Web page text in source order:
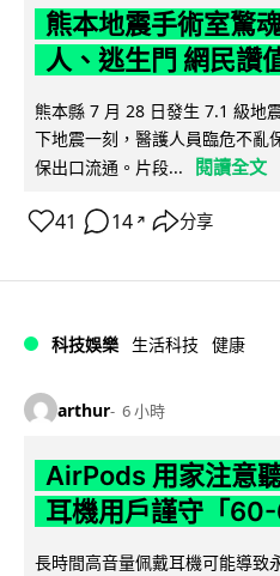
熊本地震手術室驚
人、逃生門 網民讚
熊本縣 7 月 28 日發生 7.1 級地
下地震一刻，醫護人員臨危不亂
保出口流通。片段...
閱讀全文
41 14 ↗ 分享
科技娛樂 生活科技 健康
arthur 6 小時
AirPods 用家注意
耳機用戶謹守「
長時間高音量佩戴耳機可能導致